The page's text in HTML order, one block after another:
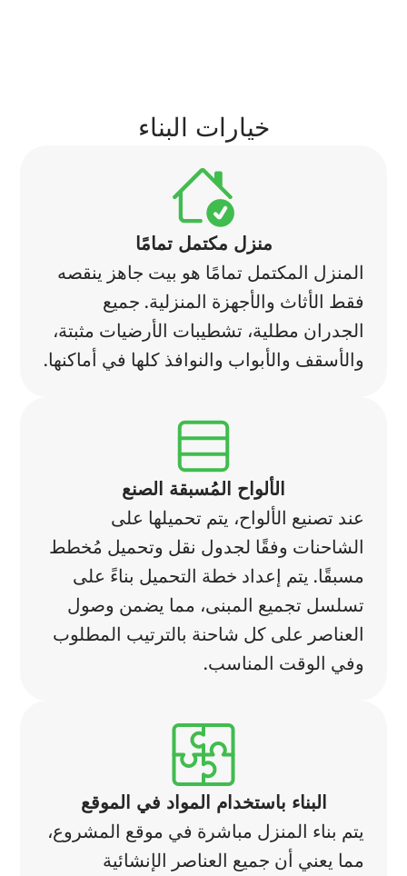
خيارات البناء
منزل مكتمل تمامًا
المنزل المكتمل تمامًا هو بيت جاهز ينقصه
فقط الأثاث والأجهزة المنزلية. جميع
الجدران مطلية، تشطيبات الأرضيات مثبتة،
والأسقف والأبواب والنوافذ كلها في أماكنها.
الألواح المُسبقة الصنع
عند تصنيع الألواح، يتم تحميلها على
الشاحنات وفقًا لجدول نقل وتحميل مُخطط
مسبقًا. يتم إعداد خطة التحميل بناءً على
تسلسل تجميع المبنى، مما يضمن وصول
العناصر على كل شاحنة بالترتيب المطلوب
وفي الوقت المناسب.
البناء باستخدام المواد في الموقع
يتم بناء المنزل مباشرة في موقع المشروع،
مما يعني أن جميع العناصر الإنشائية